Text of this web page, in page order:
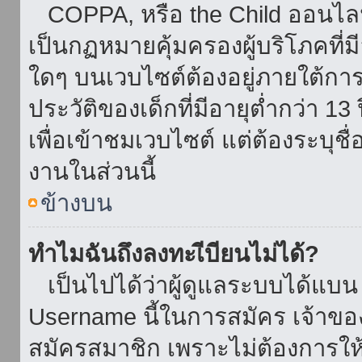
COPPA, หรือ the Child ออนไ
เป็นกฏหมายคุ้มครองผู้บริโภคที่
ใดๆ บนเวบไซต์ต้องอยู่ภายใต้ก
ประวัติของเด็กที่มีอายุต่ำกว่า
เพื่อเข้าชมเวบไซต์ แต่ต้องระบุ
งานในส่วนนี้
ข้างบน
ทำไมฉันถึงลงทะเีบียนไม่ได้?
เป็นไปได้ว่าผู้ดูแลระบบได้แบ
Username นี้ในการสมัคร เจ้าข
สมัครสมาชิก เพราะไม่ต้องการ